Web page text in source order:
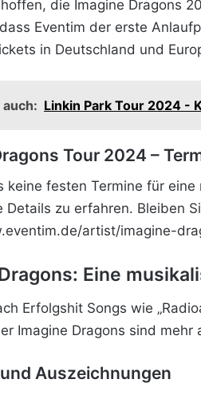
die Imagine Dragons
Eventim der erste
in Deutschland und
auch: Linkin Park Tour 2024 -
Tour 2024 –
keine festen Termine für
Details zu erfahren. Bleiben
artist/imagine-
Eine
Erfolgshit Songs wie
Imagine Dragons sind
Auszeichnungen